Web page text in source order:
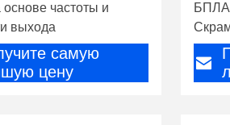
частоты и
выхода
самую
цену
БПЛА